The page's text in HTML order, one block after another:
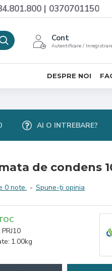
| 0370701150
Cont
Autentificare /
DESPRE NOI
AI O INTREBARE?
de condens
0 note. - Spune-ţi opinia
PRJ10
1.00kg